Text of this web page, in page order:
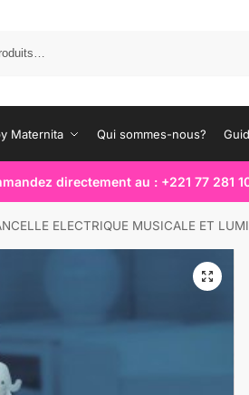
Maternita Qui sommes-nous?
directement au : +221 77 281
ELECTRIQUE MUSICALE ET